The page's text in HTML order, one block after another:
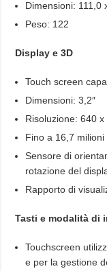
Dimensioni: 111,0
Peso: 122
Display e 3D
Touch screen
Dimensioni: 3,2″
Risoluzione: 640
Fino a 16,7 milioni
Sensore di
rotazione del
Rapporto di
Tasti e modalità di
Touchscreen
e per la gestione